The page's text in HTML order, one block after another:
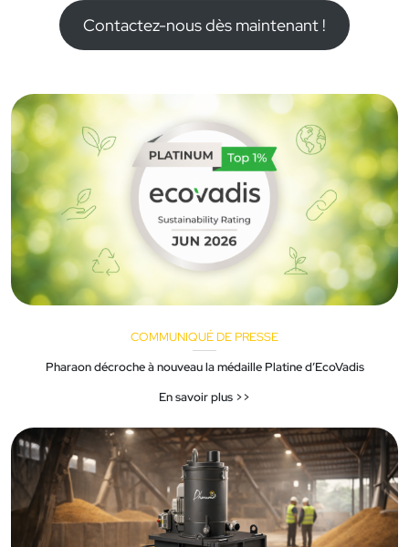
Contactez-nous dès maintenant !
COMMUNIQUÉ DE PRESSE
Pharaon décroche à nouveau la médaille Platine d’EcoVadis
En savoir plus >>